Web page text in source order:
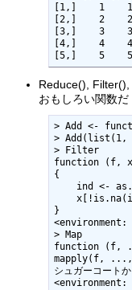
[1,]    1    1
[2,]    2    2
[3,]    3    3
[4,]    4    4
[5,]    5    5
Reduce(),
おもしろい関数だ
> Add <-
> Add(list(1,
> Filter
function (f,
{
}
<environment:
> Map
function (f,
mapply(f, ...,
シュガーコートか
<environment: